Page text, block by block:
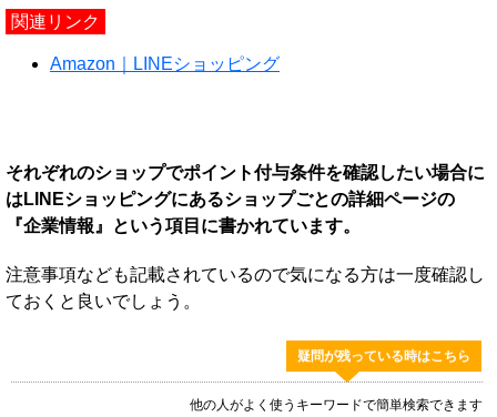
関連リンク
Amazon｜LINEショッピング
それぞれのショップでポイント付与条件を確認したい場合に
はLINEショッピングにあるショップごとの詳細ページの
『企業情報』という項目に書かれています。
注意事項なども記載されているので気になる方は一度確認し
ておくと良いでしょう。
疑問が残っている時はこちら
他の人がよく使うキーワードで簡単検索できます